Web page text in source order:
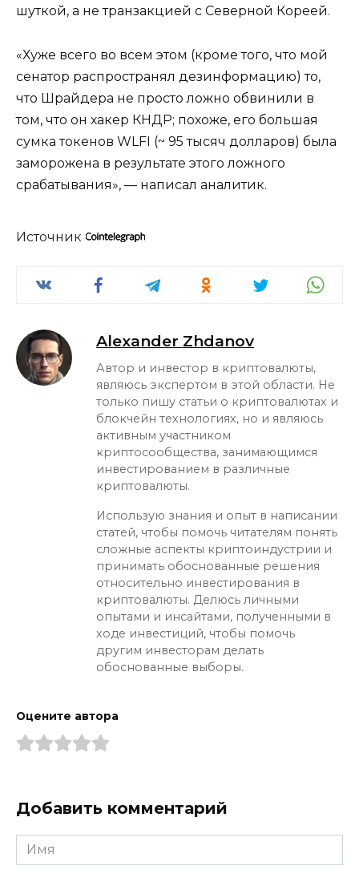
шуткой, а не транзакцией с Северной Кореей.
«Хуже всего во всем этом (кроме того, что мой
сенатор распространял дезинформацию) то,
что Шрайдера не просто ложно обвинили в
том, что он хакер КНДР; похоже, его большая
сумка токенов WLFI (~ 95 тысяч долларов) была
заморожена в результате этого ложного
срабатывания», — написал аналитик.
Источник
Alexander Zhdanov
Автор и инвестор в криптовалюты,
являюсь экспертом в этой области. Не
только пишу статьи о криптовалютах и
блокчейн технологиях, но и являюсь
активным участником
криптосообщества, занимающимся
инвестированием в различные
криптовалюты.
Использую знания и опыт в написании
статей, чтобы помочь читателям понять
сложные аспекты криптоиндустрии и
принимать обоснованные решения
относительно инвестирования в
криптовалюты. Делюсь личными
опытами и инсайтами, полученными в
ходе инвестиций, чтобы помочь
другим инвесторам делать
обоснованные выборы.
Оцените автора
Добавить комментарий
Имя
*